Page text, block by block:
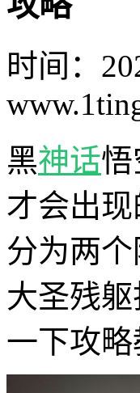
时间：
黑神话
才会出现
分为两
大圣残
一下攻略